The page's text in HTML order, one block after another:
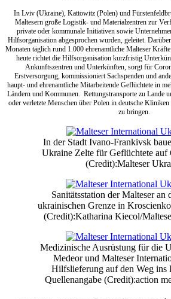
In Lviv (Ukraine), Kattowitz (Polen) und
Maltesern große Logistik- und Materialzentren zur
private oder kommunale Initiativen sowie
Hilfsorganisation abgesprochen wurden, geleitet.
Monaten täglich rund 1.000 ehrenamtliche Malteser
heute richtet die Hilfsorganisation kurzfristig
Ankunftszentren und Unterkünften, sorgt für
Erstversorgung, kommissioniert Sachspenden und
haupt- und ehrenamtliche Mitarbeitende Geflüchtete in
Ländern und Kommunen. Rettungstransporte zu Lande
oder verletzte Menschen über Polen in deutsche
zu bringen.
In der Stadt Ivano-Frankivsk
Ukraine Zelte für Geflüchtete auf
(Credit):Malteser
Sanitätsstation der Malteser an
ukrainischen Grenze in
(Credit):Katharina Kiecol/
Medizinische Ausrüstung für die
Medeor und Malteser
Hilfslieferung auf den Weg ins
Quellenangabe (Credit):action